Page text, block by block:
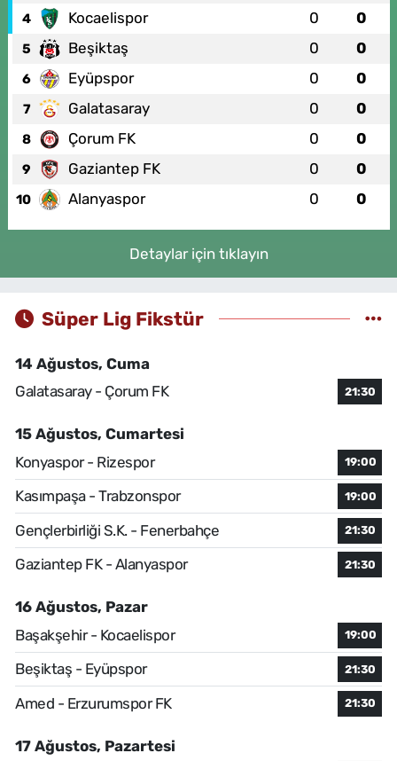
4 Kocaelispor 0 0
5 Beşiktaş 0 0
6 Eyüpspor 0 0
7 Galatasaray 0 0
8 Çorum FK 0 0
9 Gaziantep FK 0 0
10 Alanyaspor 0 0
Detaylar için tıklayın
Süper Lig Fikstür
14 Ağustos, Cuma
Galatasaray - Çorum FK
21:30
15 Ağustos, Cumartesi
Konyaspor - Rizespor
19:00
Kasımpaşa - Trabzonspor 19:00
Gençlerbirliği S.K. - Fenerbahçe 21:30
Gaziantep FK - Alanyaspor 21:30
16 Ağustos, Pazar
Başakşehir - Kocaelispor
19:00
Beşiktaş - Eyüpspor 21:30
Amed - Erzurumspor FK 21:30
17 Ağustos, Pazartesi